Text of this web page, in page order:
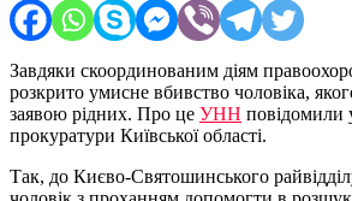
Завдяки скоординованим діям
розкрито умисне вбивство чоловіка,
заявою рідних. Про це УНН повідомили
прокуратури Київської області.
Так, до Києво-Святошинського